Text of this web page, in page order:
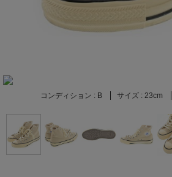
コンディション : B サイズ : 23cm